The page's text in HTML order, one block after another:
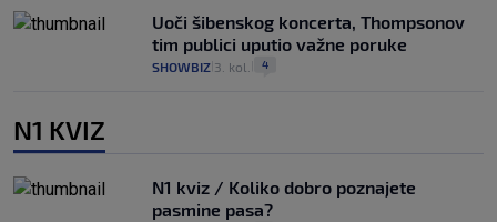
Uoči šibenskog koncerta, Thompsonov
tim publici uputio važne poruke
SHOWBIZ 3. kol. 4
N1 KVIZ
N1 kviz / Koliko dobro poznajete
pasmine pasa?